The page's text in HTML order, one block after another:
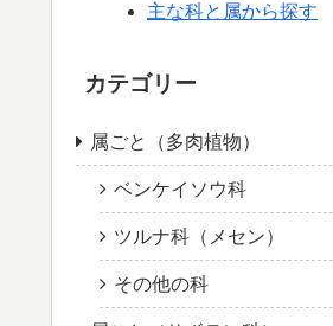
主な科と属から探す
カテゴリー
属ごと（多肉植物）
ベンケイソウ科
ツルナ科（メセン）
その他の科